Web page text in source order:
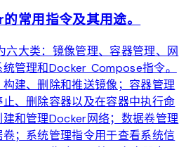
常用指令及其用途。
大类：镜像管理、容器管理、网
管理和Docker Compose指令。
建、删除和推送镜像；容器管理
、删除容器以及在容器中执行命
和管理Docker网络；数据卷管理
；系统管理指令用于查看系统信